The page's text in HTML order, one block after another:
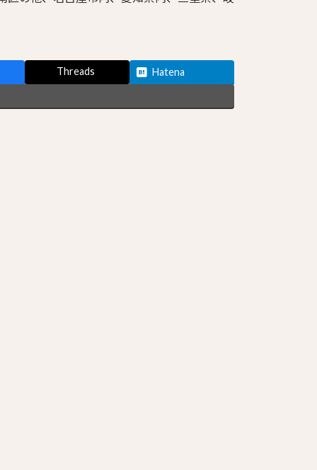
Threads Hatena